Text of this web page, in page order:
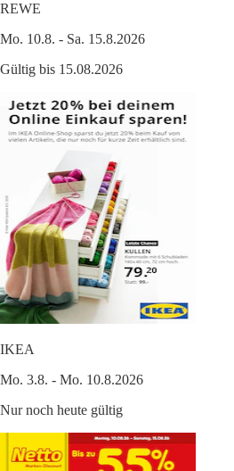
REWE
Mo. 10.8. - Sa. 15.8.2026
Gültig bis 15.08.2026
IKEA
Mo. 3.8. - Mo. 10.8.2026
Nur noch heute gültig